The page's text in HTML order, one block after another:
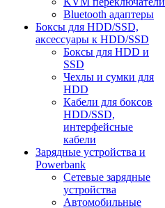
Bluetooth адаптеры
Боксы для HDD/SSD,
аксессуары к HDD/SSD
Боксы для HDD и
SSD
Чехлы и сумки для
HDD
Кабели для боксов
HDD/SSD,
интерфейсные
кабели
Зарядные устройства и
Powerbank
Сетевые зарядные
устройства
Автомобильные